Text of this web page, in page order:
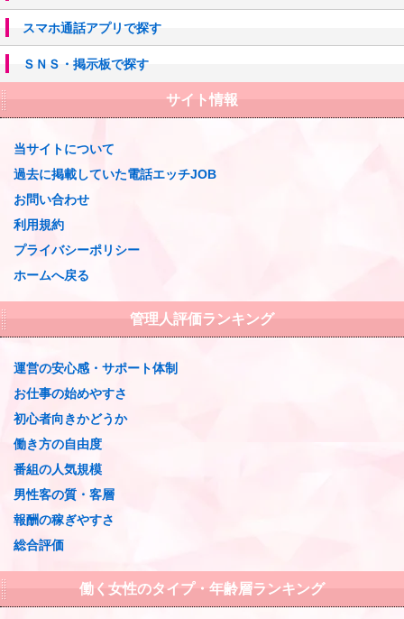
スマホ通話アプリで探す
ＳＮＳ・掲示板で探す
サイト情報
当サイトについて
過去に掲載していた電話エッチJOB
お問い合わせ
利用規約
プライバシーポリシー
ホームへ戻る
管理人評価ランキング
運営の安心感・サポート体制
お仕事の始めやすさ
初心者向きかどうか
働き方の自由度
番組の人気規模
男性客の質・客層
報酬の稼ぎやすさ
総合評価
働く女性のタイプ・年齢層ランキング